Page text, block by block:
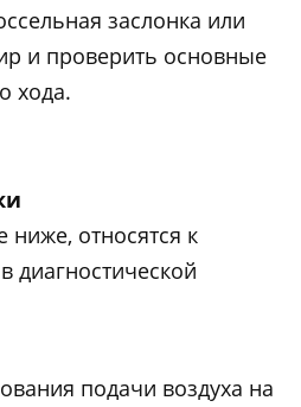
заслонка или
и проверить основные
хода.
относятся к
диагностической
подачи воздуха на